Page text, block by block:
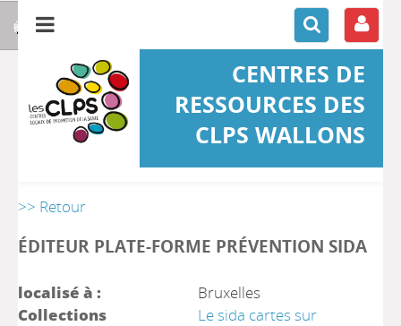
CENTRES DE
RESSOURCES DES
CLPS WALLONS
>> Retour
ÉDITEUR PLATE-FORME PRÉVENTION SIDA
localisé à :
Bruxelles
Collections
Le sida cartes sur